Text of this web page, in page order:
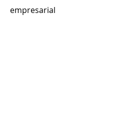
empresarial